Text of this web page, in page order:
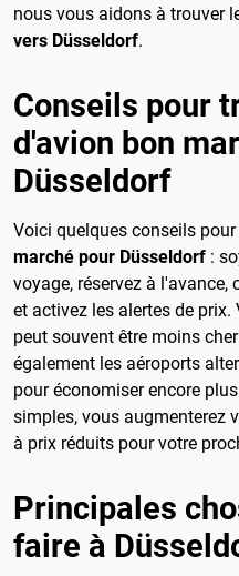
nous vous aidons à trouver
vers Düsseldorf.
Conseils pour
d'avion bon
Düsseldorf
Voici quelques conseils
marché pour Düsseldorf :
voyage, réservez à
et activez les alertes de
peut souvent être moins
également les aéroports
pour économiser encore
simples, vous augmenterez
à prix réduits pour votre
Principales
faire à